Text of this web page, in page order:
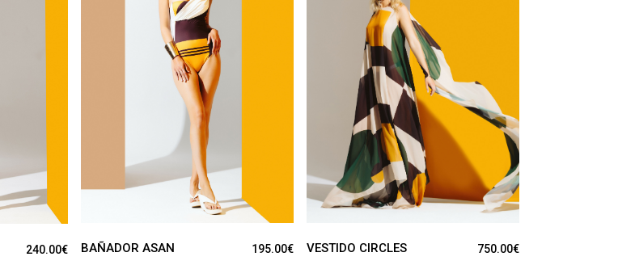
240.00€
VER PRODUCTO
BAÑADOR ASAN 195.00€
VER PRODUCTO
VESTIDO CIRCLES 750.00€